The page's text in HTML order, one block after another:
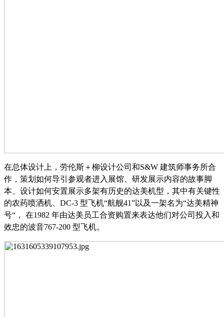
在总体设计上，劳伦斯＋柳设计公司和S&W 建筑师事务所合
作，策划如何导引参观者进入展馆、研发展示内容的故事脚
本、设计如何安置展示多架有历史的达美机型，其中有关键性
的农药喷洒机、DC-3 型飞机“航舰41”以及一架名为“达美精神
号“， 在1982 年由达美员工合资购置来表达他们对公司投入和
效忠的波音767-200 型飞机。